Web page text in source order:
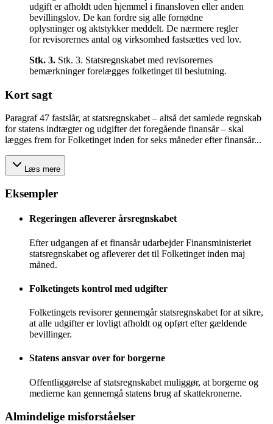
udgift er afholdt uden hjemmel i finansloven eller anden
bevillingslov. De kan fordre sig alle fornødne
oplysninger og aktstykker meddelt. De nærmere regler
for revisorernes antal og virksomhed fastsættes ved lov.
Stk. 3. Stk. 3. Statsregnskabet med revisorernes
bemærkninger forelægges folketinget til beslutning.
Kort sagt
Paragraf 47 fastslår, at statsregnskabet – altså det samlede regnskab
for statens indtægter og udgifter det foregående finansår – skal
lægges frem for Folketinget inden for seks måneder efter finansår...
Læs mere
Eksempler
Regeringen afleverer årsregnskabet
Efter udgangen af et finansår udarbejder Finansministeriet
statsregnskabet og afleverer det til Folketinget inden maj
måned.
Folketingets kontrol med udgifter
Folketingets revisorer gennemgår statsregnskabet for at sikre,
at alle udgifter er lovligt afholdt og opført efter gældende
bevillinger.
Statens ansvar over for borgerne
Offentliggørelse af statsregnskabet muliggør, at borgerne og
medierne kan gennemgå statens brug af skattekronerne.
Almindelige misforståelser